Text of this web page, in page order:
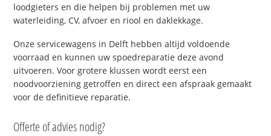
loodgieters en die helpen bij problemen met uw
waterleiding, CV, afvoer en riool en daklekkage.
Onze servicewagens in Delft hebben altijd voldoende
voorraad en kunnen uw spoedreparatie deze avond
uitvoeren. Voor grotere klussen wordt eerst een
noodvoorziening getroffen en direct een afspraak gemaakt
voor de definitieve reparatie.
Offerte of advies nodig?